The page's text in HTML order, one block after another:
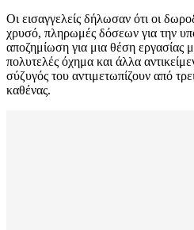
Οι εισαγγελείς δήλωσαν ότι οι
χρυσό, πληρωμές δόσεων για την
αποζημίωση για μια θέση εργασίας
πολυτελές όχημα και άλλα
σύζυγός του αντιμετωπίζουν από
καθένας.